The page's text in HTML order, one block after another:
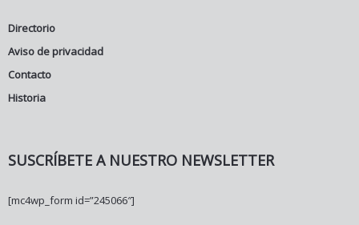
Directorio
Aviso de privacidad
Contacto
Historia
SUSCRÍBETE A NUESTRO NEWSLETTER
[mc4wp_form id=”245066″]